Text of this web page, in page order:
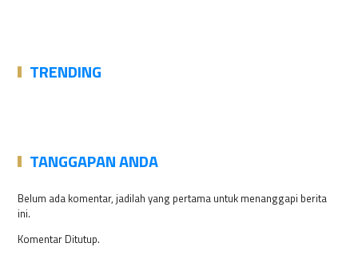
TRENDING
TANGGAPAN ANDA
Belum ada komentar, jadilah yang pertama untuk menanggapi berita
ini.
Komentar Ditutup.